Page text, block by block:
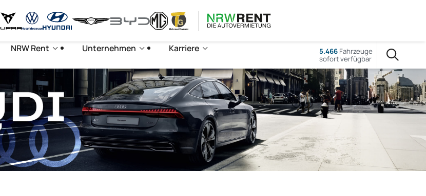
NRW Rent Unternehmen Karriere 5.466Fahrzeuge
sofort verfügbar